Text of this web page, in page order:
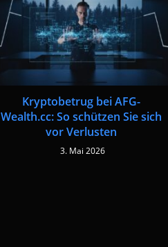
Kryptobetrug bei AFG-
Wealth.cc: So schützen Sie sich
vor Verlusten
3. Mai 2026